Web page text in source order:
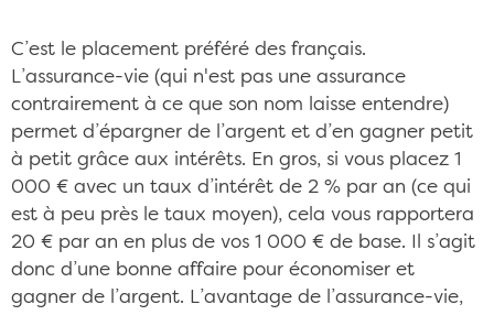
C’est le placement préféré des français.
L’assurance-vie (qui n'est pas une assurance
contrairement à ce que son nom laisse entendre)
permet d’épargner de l’argent et d’en gagner petit
à petit grâce aux intérêts. En gros, si vous placez 1
000 € avec un taux d’intérêt de 2 % par an (ce qui
est à peu près le taux moyen), cela vous rapportera
20 € par an en plus de vos 1 000 € de base. Il s’agit
donc d’une bonne affaire pour économiser et
gagner de l’argent. L’avantage de l’assurance-vie,